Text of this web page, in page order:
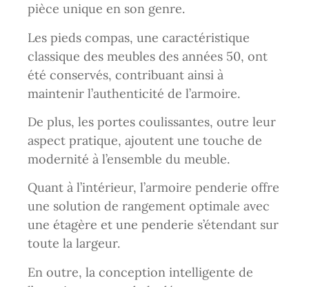
pièce unique en son genre.
Les pieds compas, une caractéristique
classique des meubles des années 50, ont
été conservés, contribuant ainsi à
maintenir l’authenticité de l’armoire.
De plus, les portes coulissantes, outre leur
aspect pratique, ajoutent une touche de
modernité à l’ensemble du meuble.
Quant à l’intérieur, l’armoire penderie offre
une solution de rangement optimale avec
une étagère et une penderie s’étendant sur
toute la largeur.
En outre, la conception intelligente de